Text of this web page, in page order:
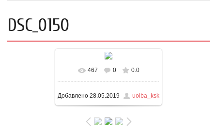
DSC_0150
В реальном размере
1600x1066/ 228.0Kb
467 0 0.0
Добавлено 28.05.2019 uolba_ksk